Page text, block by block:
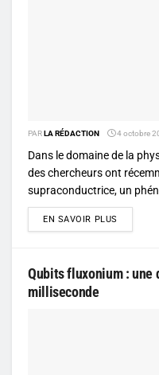
PARLA RÉDACTION 4 octobre
Dans le domaine de la
des chercheurs ont
supraconductrice, un
EN SAVOIR PLUS
Qubits fluxonium : une
milliseconde